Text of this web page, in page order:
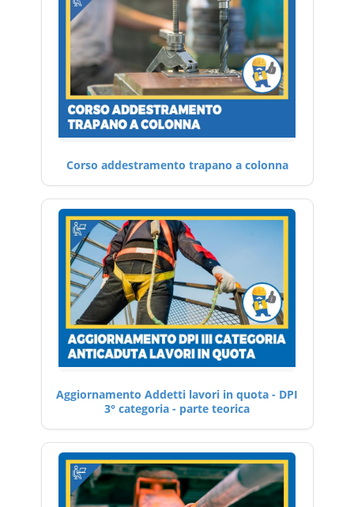
Corso addestramento trapano a colonna
Aggiornamento Addetti lavori in quota - DPI
3° categoria - parte teorica